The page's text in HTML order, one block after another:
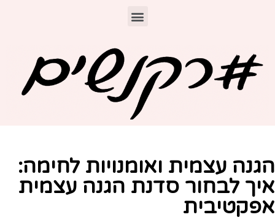
עצמית ואומנויות לחימה:
לבחור סדנת הגנה עצמית